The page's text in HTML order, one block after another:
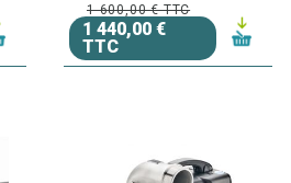
1 600,00 € TTC
1 440,00 €
TTC